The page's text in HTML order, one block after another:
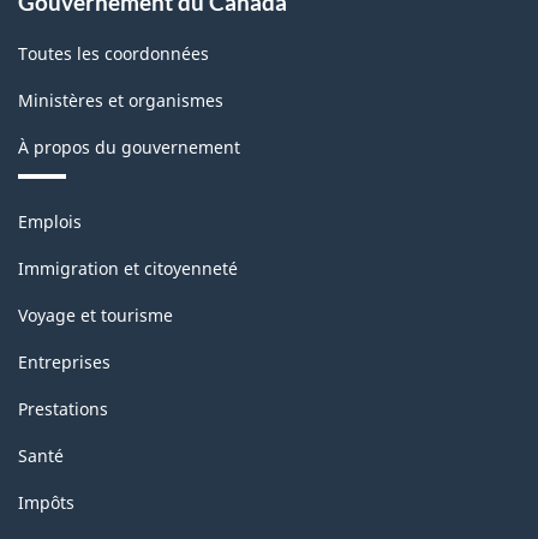
Toutes les coordonnées
Ministères et organismes
À propos du gouvernement
Thèmes
sujets
Emplois
Immigration et citoyenneté
Voyage et tourisme
Entreprises
Prestations
Santé
Impôts